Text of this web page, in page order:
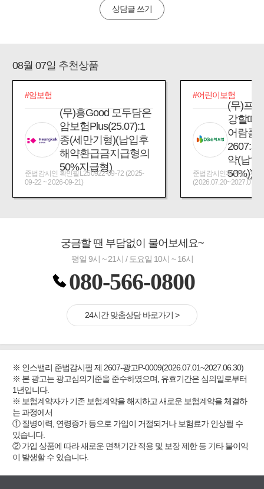
상담글 쓰기
08월 07일 추천상품
#암보험
(무)흥Good 모두담은
암보험Plus(25.07):1
종(세만기형)(납입후
해약환급금지급형의
50%지급형)
준법감시인 확인필L250922-09-72 (2025-
09-22 ~ 2026-09-21)
#어린이보험
(무)프
강할때
어람플
2607:
약(납입
50%))
준법감시인확인필_제
궁금할 땐 부담없이 물어보세요~
평일 9시 ~ 21시 / 토요일 10시 ~ 16시
080-566-0800
24시간 맞춤상담 바로가기 >
※ 인스밸리 준법감시필 제 2607-광고P-0009(2026.07.01~2027.06.30)
※ 본 광고는 광고심의기준을 준수하였으며, 유효기간은 심의일로부터
1년입니다.
※ 보험계약자가 기존 보험계약을 해지하고 새로운 보험계약을 체결하
는 과정에서
① 질병이력, 연령증가 등으로 가입이 거절되거나 보험료가 인상될 수
있습니다.
② 가입 상품에 따라 새로운 면책기간 적용 및 보장 제한 등 기타 불이익
이 발생할 수 있습니다.